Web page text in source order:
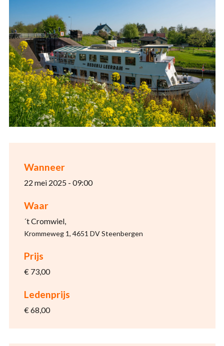
Wanneer
22 mei 2025 - 09:00
Waar
´t Cromwiel,
Krommeweg 1, 4651 DV Steenbergen
Prijs
€ 73,00
Ledenprijs
€ 68,00